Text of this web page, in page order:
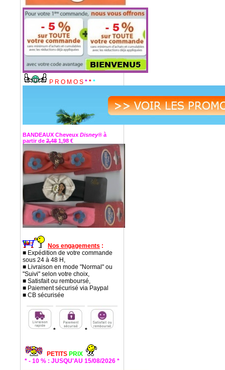
P R O M O S * * *
BANDEAUX Cheveux Disney® à
partir de 2,48 1,98 €
Nos engagements :
■ Expédition de votre commande
sous 24 à 48 H,
■ Livraison en mode "Normal" ou
"Suivi" selon votre choix,
■ Satisfait ou remboursé,
■ Paiement sécurisé via Paypal
■ CB sécurisée
* *
PETITS PRIX
* - 10 % : JUSQU'AU 15/08/2026 *